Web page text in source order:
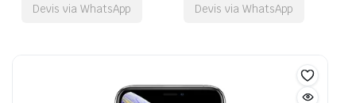
Devis via WhatsApp Devis via WhatsApp